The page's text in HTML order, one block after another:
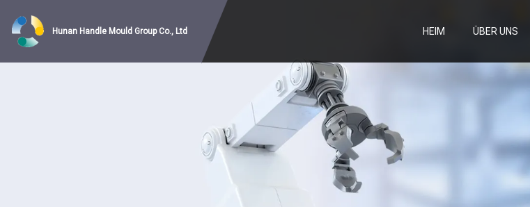
Hunan Handle Mould Group Co., Ltd HEIM ÜBER UNS